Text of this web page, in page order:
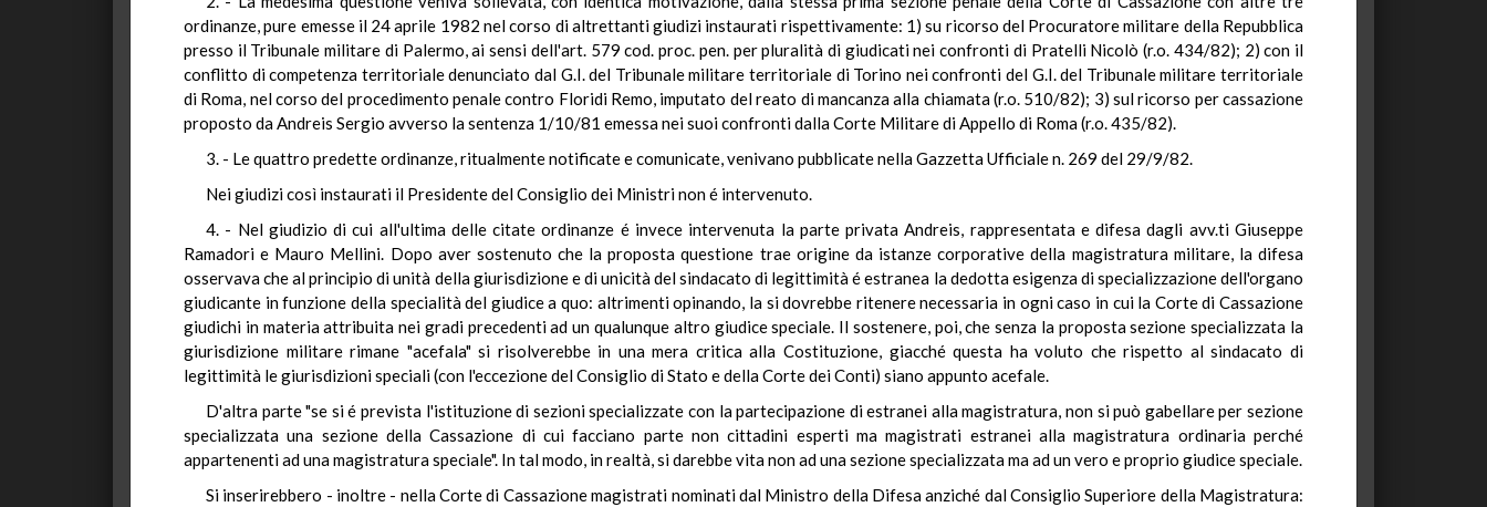
ordinanze, pure emesse il 24 aprile 1982 nel corso di altrettanti giudizi instaurati rispettivamente: 1) su ricorso del Procuratore militare della Repubblica
presso il Tribunale militare di Palermo, ai sensi dell'art. 579 cod. proc. pen. per pluralità di giudicati nei confronti di Pratelli Nicolò (r.o. 434/82); 2) con il
conflitto di competenza territoriale denunciato dal G.I. del Tribunale militare territoriale di Torino nei confronti del G.I. del Tribunale militare territoriale
di Roma, nel corso del procedimento penale contro Floridi Remo, imputato del reato di mancanza alla chiamata (r.o. 510/82); 3) sul ricorso per cassazione
proposto da Andreis Sergio avverso la sentenza 1/10/81 emessa nei suoi confronti dalla Corte Militare di Appello di Roma (r.o. 435/82).
3. - Le quattro predette ordinanze, ritualmente notificate e comunicate, venivano pubblicate nella Gazzetta Ufficiale n. 269 del 29/9/82.
Nei giudizi così instaurati il Presidente del Consiglio dei Ministri non é intervenuto.
4. - Nel giudizio di cui all'ultima delle citate ordinanze é invece intervenuta la parte privata Andreis, rappresentata e difesa dagli avv.ti Giuseppe
Ramadori e Mauro Mellini. Dopo aver sostenuto che la proposta questione trae origine da istanze corporative della magistratura militare, la difesa
osservava che al principio di unità della giurisdizione e di unicità del sindacato di legittimità é estranea la dedotta esigenza di specializzazione dell'organo
giudicante in funzione della specialità del giudice a quo: altrimenti opinando, la si dovrebbe ritenere necessaria in ogni caso in cui la Corte di Cassazione
giudichi in materia attribuita nei gradi precedenti ad un qualunque altro giudice speciale. Il sostenere, poi, che senza la proposta sezione specializzata la
giurisdizione militare rimane "acefala" si risolverebbe in una mera critica alla Costituzione, giacché questa ha voluto che rispetto al sindacato di
legittimità le giurisdizioni speciali (con l'eccezione del Consiglio di Stato e della Corte dei Conti) siano appunto acefale.
D'altra parte "se si é prevista l'istituzione di sezioni specializzate con la partecipazione di estranei alla magistratura, non si può gabellare per sezione
specializzata una sezione della Cassazione di cui facciano parte non cittadini esperti ma magistrati estranei alla magistratura ordinaria perché
appartenenti ad una magistratura speciale". In tal modo, in realtà, si darebbe vita non ad una sezione specializzata ma ad un vero e proprio giudice speciale.
Si inserirebbero - inoltre - nella Corte di Cassazione magistrati nominati dal Ministro della Difesa anziché dal Consiglio Superiore della Magistratura: